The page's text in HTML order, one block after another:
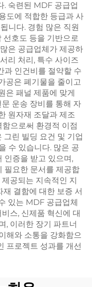
. 숙련된 MDF 공급업
도에 적합한 등급과 사
니다. 경험 많은 직원
선호도 등을 기반으로
은 공급업체가 제공하
리 처리, 특수 사이즈
과 인건비를 절약할 수
공은 폐기물을 줄이고
은 패널 제품에 맞게
운송 장비를 통해 자
원자재 조달과 제조
으로써 환경적 이점
그린 빌딩 요건 및 기업
수 있습니다. 많은 공
인증을 받고 있으며,
필요한 문서를 제공합
공되는 지속적인 지
재 결함에 대한 보증 서
있는 MDF 공급업체
스, 신제품 혁신에 대
, 이러한 장기 파트너
해와 소통을 강화함으
프로젝트 성과를 개선